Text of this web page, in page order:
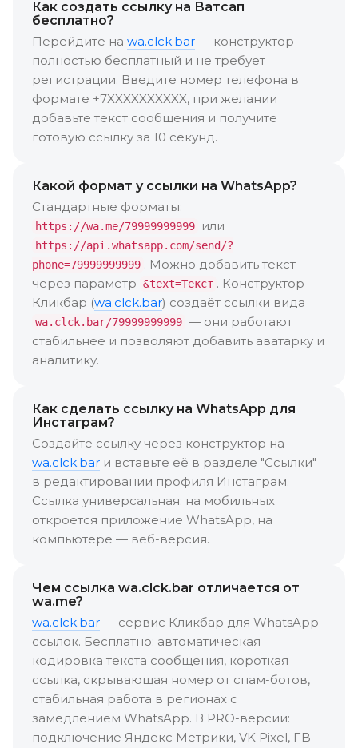
Как создать ссылку на Ватсап
бесплатно?
Перейдите на wa.clck.bar — конструктор
полностью бесплатный и не требует
регистрации. Введите номер телефона в
формате +7XXXXXXXXXX, при желании
добавьте текст сообщения и получите
готовую ссылку за 10 секунд.
Какой формат у ссылки на WhatsApp?
Стандартные форматы:
https://wa.me/79999999999 или
https://api.whatsapp.com/send/?
phone=79999999999 . Можно добавить текст
через параметр &text=Текст . Конструктор
Кликбар (wa.clck.bar) создаёт ссылки вида
wa.clck.bar/79999999999 — они работают
стабильнее и позволяют добавить аватарку и
аналитику.
Как сделать ссылку на WhatsApp для
Инстаграм?
Создайте ссылку через конструктор на
wa.clck.bar и вставьте её в разделе "Ссылки"
в редактировании профиля Инстаграм.
Ссылка универсальная: на мобильных
откроется приложение WhatsApp, на
компьютере — веб-версия.
Чем ссылка wa.clck.bar отличается от
wa.me?
wa.clck.bar — сервис Кликбар для WhatsApp-
ссылок. Бесплатно: автоматическая
кодировка текста сообщения, короткая
ссылка, скрывающая номер от спам-ботов,
стабильная работа в регионах с
замедлением WhatsApp. В PRO-версии:
подключение Яндекс Метрики, VK Pixel, FB